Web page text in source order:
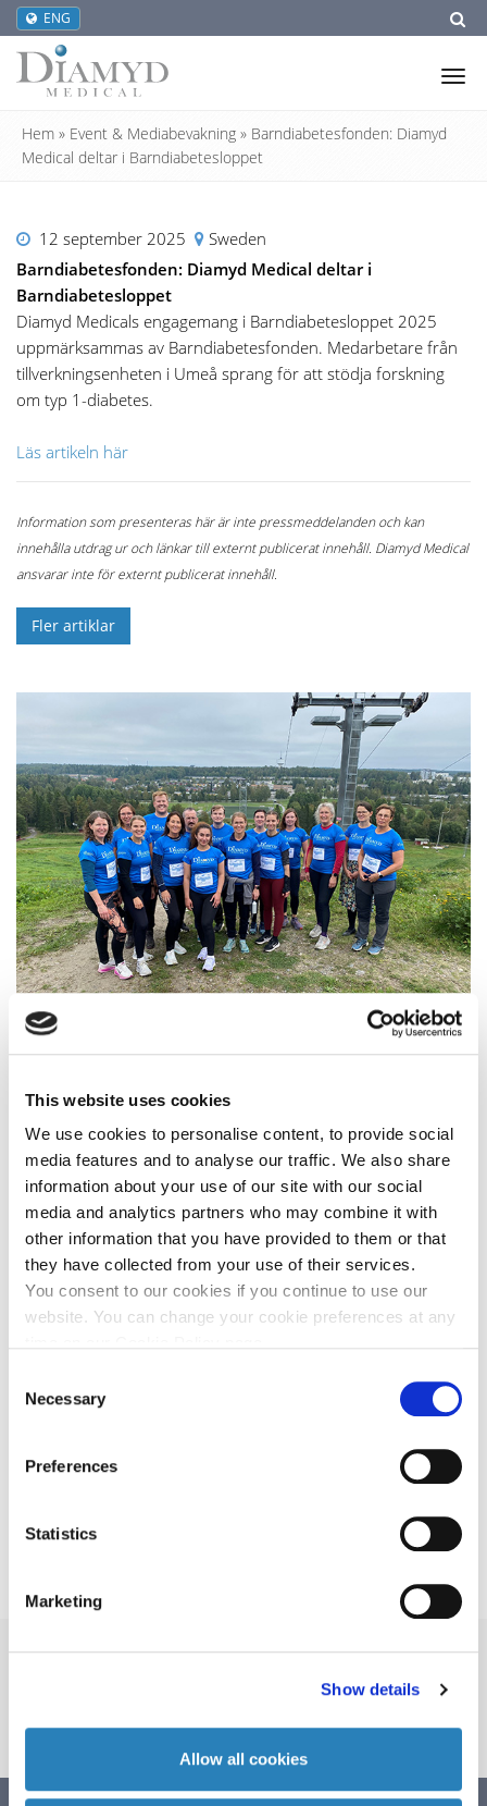
This website uses cookies
We use cookies to personalise content, to provide social
media features and to analyse our traffic. We also share
information about your use of our site with our social
media and analytics partners who may combine it with
other information that you have provided to them or that
they have collected from your use of their services.
You consent to our cookies if you continue to use our
website. You can change your cookie preferences at any
Selection
Necessary
Preferences
Statistics
Marketing
Show details
Allow all cookies
ENG
Hem » Event & Mediabevakning » Barndiabetesfonden: Diamyd
Medical deltar i Barndiabetesloppet
12 september 2025
Sweden
Barndiabetesfonden: Diamyd Medical deltar i
Barndiabetesloppet
Diamyd Medicals engagemang i Barndiabetesloppet 2025
uppmärksammas av Barndiabetesfonden. Medarbetare från
tillverkningsenheten i Umeå sprang för att stödja forskning
om typ 1-diabetes.
Läs artikeln här
Information som presenteras här är inte pressmeddelanden och kan
innehålla utdrag ur och länkar till externt publicerat innehåll. Diamyd Medical
ansvarar inte för externt publicerat innehåll.
Fler artiklar
Följ oss
Dela
Pressmeddelanden
interimsanalysen i DIAGNODE-3
Delårsrapport 3 25/26
Beställ GAD för
preklinisk forskning
BESTÄLL